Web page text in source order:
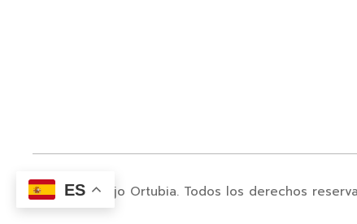
© 2024. Juanjo Ortubia. Todos los derechos
ES